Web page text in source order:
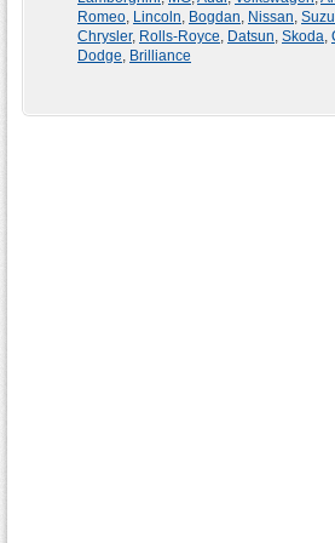
Romeo Lincoln Bogdan Nissan
Chrysler, Rolls-Royce Datsun Skoda
Dodge Brilliance